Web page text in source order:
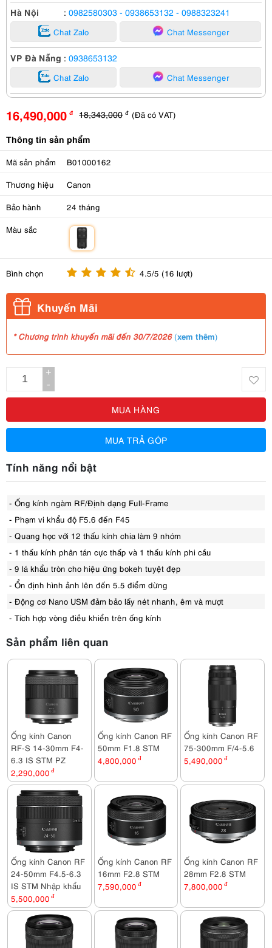
Hà Nội : 0982580303 - 0938653132 - 0988323241
Chat Zalo Chat Messenger
VP Đà Nẵng : 0938653132
Chat Zalo Chat Messenger
16,490,000 đ 18,343,000 đ (Đã có VAT)
Thông tin sản phẩm
Mã sản phẩm B01000162
Thương hiệu Canon
Bảo hành 24 tháng
Màu sắc
Bình chọn 4.5/5 (16 lượt)
Khuyến Mãi
* Chương trình khuyến mãi đến 30/7/2026 (xem thêm)
+
-
MUA HÀNG
MUA TRẢ GÓP
Tính năng nổi bật
- Ống kính ngàm RF/Định dạng Full-Frame
- Phạm vi khẩu độ F5.6 đến F45
- Quang học với 12 thấu kính chia làm 9 nhóm
- 1 thấu kính phân tán cực thấp và 1 thấu kính phi cầu
- 9 lá khẩu tròn cho hiệu ứng bokeh tuyệt đẹp
- Ổn định hình ảnh lên đến 5.5 điểm dừng
- Động cơ Nano USM đảm bảo lấy nét nhanh, êm và mượt
- Tích hợp vòng điều khiển trên ống kính
Sản phẩm liên quan
Ống kính Canon
RF-S 14-30mm F4-
6.3 IS STM PZ
2,290,000 đ
Ống kính Canon RF
50mm F1.8 STM
4,800,000 đ
Ống kính Canon RF
75-300mm F/4-5.6
5,490,000 đ
Ống kính Canon RF
24-50mm F4.5-6.3
IS STM Nhập khẩu
5,500,000 đ
Ống kính Canon RF
16mm F2.8 STM
7,590,000 đ
Ống kính Canon RF
28mm F2.8 STM
7,800,000 đ